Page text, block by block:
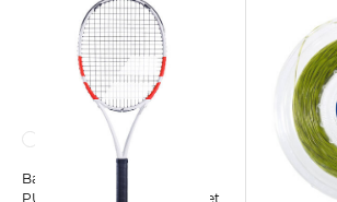
Babolat | Tennisschläger
PURE STRIKE 100 - unbesaitet
Babolat | Saitenrolle "SG
Spiraltek"